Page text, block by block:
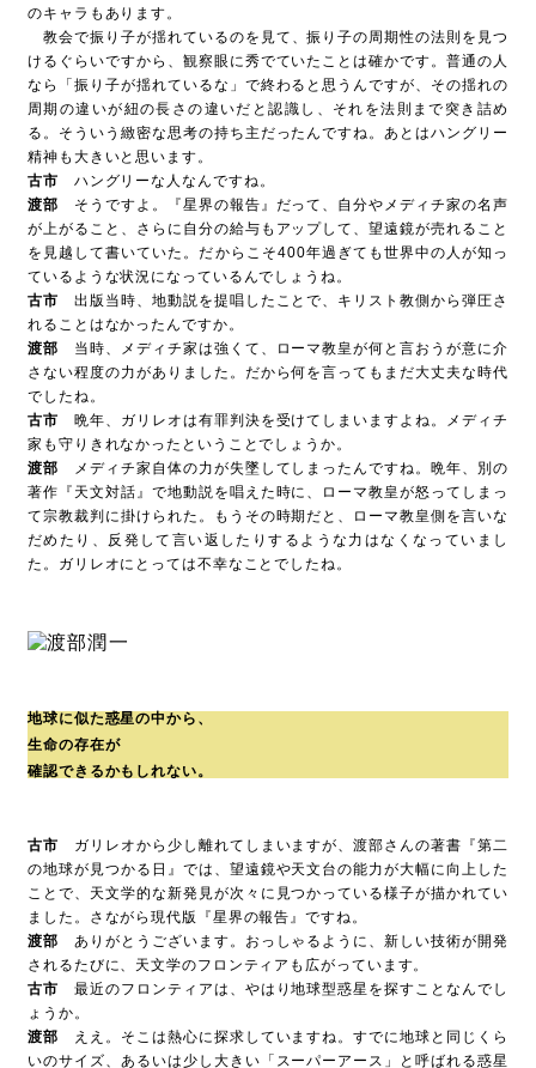
のキャラもあります。
教会で振り子が揺れているのを見て、振り子の周期性の法則を見つ
けるぐらいですから、観察眼に秀でていたことは確かです。普通の人
なら「振り子が揺れているな」で終わると思うんですが、その揺れの
周期の違いが紐の長さの違いだと認識し、それを法則まで突き詰め
る。そういう緻密な思考の持ち主だったんですね。あとはハングリー
精神も大きいと思います。
古市 ハングリーな人なんですね。
渡部 そうですよ。『星界の報告』だって、自分やメディチ家の名声
が上がること、さらに自分の給与もアップして、望遠鏡が売れること
を見越して書いていた。だからこそ400年過ぎても世界中の人が知っ
ているような状況になっているんでしょうね。
古市 出版当時、地動説を提唱したことで、キリスト教側から弾圧さ
れることはなかったんですか。
渡部 当時、メディチ家は強くて、ローマ教皇が何と言おうが意に介
さない程度の力がありました。だから何を言ってもまだ大丈夫な時代
でしたね。
古市 晩年、ガリレオは有罪判決を受けてしまいますよね。メディチ
家も守りきれなかったということでしょうか。
渡部 メディチ家自体の力が失墜してしまったんですね。晩年、別の
著作『天文対話』で地動説を唱えた時に、ローマ教皇が怒ってしまっ
て宗教裁判に掛けられた。もうその時期だと、ローマ教皇側を言いな
だめたり、反発して言い返したりするような力はなくなっていまし
た。ガリレオにとっては不幸なことでしたね。
地球に似た惑星の中から、
生命の存在が
確認できるかもしれない。
古市 ガリレオから少し離れてしまいますが、渡部さんの著書『第二
の地球が見つかる日』では、望遠鏡や天文台の能力が大幅に向上した
ことで、天文学的な新発見が次々に見つかっている様子が描かれてい
ました。さながら現代版『星界の報告』ですね。
渡部 ありがとうございます。おっしゃるように、新しい技術が開発
されるたびに、天文学のフロンティアも広がっています。
古市 最近のフロンティアは、やはり地球型惑星を探すことなんでし
ょうか。
渡部 ええ。そこは熱心に探求していますね。すでに地球と同じくら
いのサイズ、あるいは少し大きい「スーパーアース」と呼ばれる惑星